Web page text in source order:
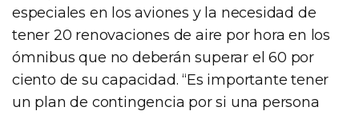
especiales en los aviones y la necesidad de
tener 20 renovaciones de aire por hora en los
ómnibus que no deberán superar el 60 por
ciento de su capacidad. “Es importante tener
un plan de contingencia por si una persona